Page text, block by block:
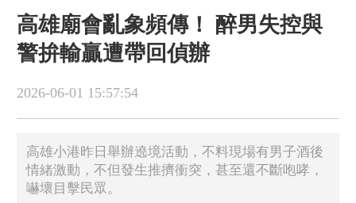
高雄廟會亂象頻傳！ 醉男失控與
警拚輸贏遭帶回偵辦
2026-06-01 15:57:54
​高雄小港昨日舉辦遶境活動，不料現場有男子酒後
情緒激動，不但發生推擠衝突，甚至還不斷咆哮，
嚇壞目擊民眾。